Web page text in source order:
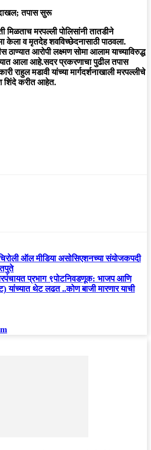
दाखल; तपास सुरू
मिळताच मरपल्ली पोलिसांनी तातडीने
केला व मृतदेह शवविच्छेदनासाठी पाठवला.
ठाण्यात आरोपी लक्ष्मण सोमा आलाम याच्याविरुद्ध
आला आहे.सदर प्रकरणाचा पुढील तपास
राहुल मडावी यांच्या मार्गदर्शनाखाली मरपल्लीचे
शिंदे करीत आहेत.
ऑल मीडिया असोसिएशनच्या संयोजकपदी
प्रभाग ९पोटनिवडणूक: भाजप आणि
यांच्यात थेट लढत ..कोण बाजी मारणार याची